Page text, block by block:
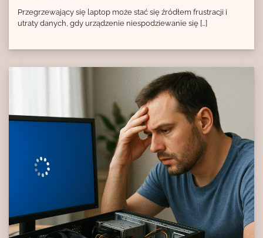
Przegrzewający się laptop może stać się źródłem frustracji i
utraty danych, gdy urządzenie niespodziewanie się […]